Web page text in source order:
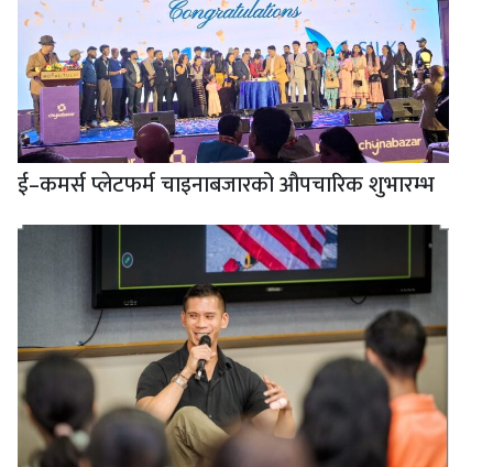
ई–कमर्स प्लेटफर्म चाइनाबजारको औपचारिक शुभारम्भ